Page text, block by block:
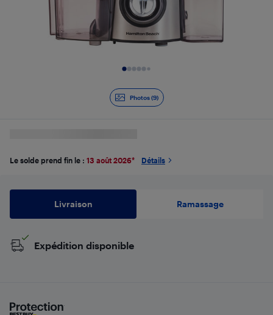
Photos (9)
Le solde prend fin le : 13 août 2026* Détails
Livraison Ramassage
Expédition disponible